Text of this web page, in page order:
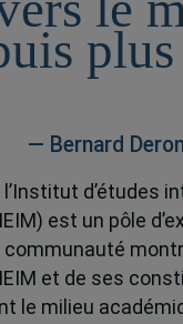
— Bernard
l’Institut d’études
est un pôle
communauté
et de ses
le milieu